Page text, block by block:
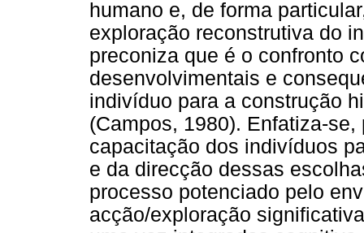
humano e, de forma
exploração reconstrutiva do
preconiza que é o confronto
desenvolvimentais e
indivíduo para a construção
(Campos, 1980). Enfatiza-
capacitação dos indivíduos
e da direcção dessas
processo potenciado pelo
acção/exploração